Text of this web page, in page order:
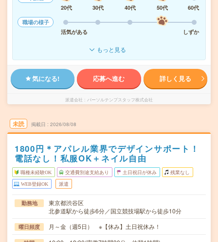
20代
30代 40代 50代
60代
職場の様子
活気がある
しずか
もっと見る
気になる! 応募へ進む 詳しく見る
派遣会社 パーソルテンプスタッフ株式会社
未読 掲載日 2026/08/08
1800円＊アパレル業界でデザインサポート！
電話なし！私服OK＋ネイル自由
職種未経験OK 交通費別途支給あり 土日祝日が休み 残業なし
WEB登録OK 派遣
勤務地
東京都渋谷区
北参道駅から徒歩6分／国立競技場駅から徒歩10分
曜日頻度 月～金（週5日） ※【休み】土日祝休み！